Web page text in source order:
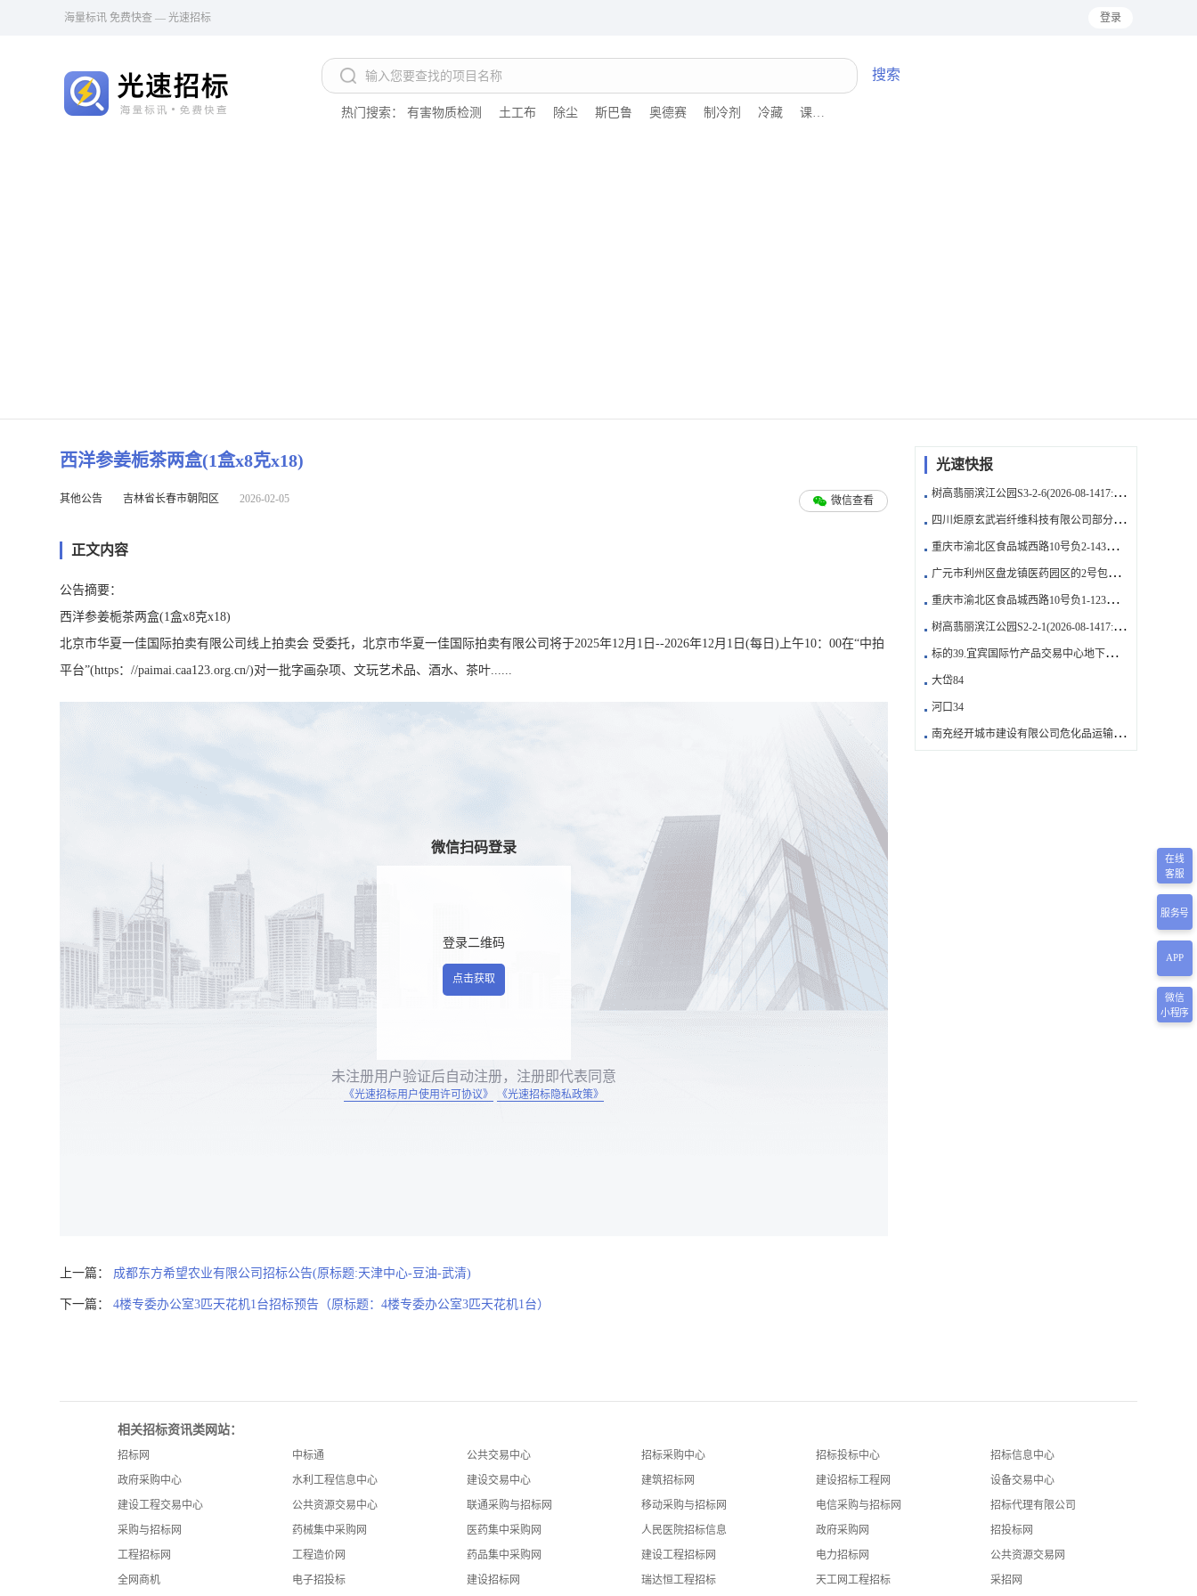
海量标讯 免费快查 — 光速招标 登录
搜索
热门搜索： 有害物质检测 土工布 除尘 斯巴鲁 奥德赛 制冷剂 冷藏 课桌椅
西洋参姜栀茶两盒(1盒x8克x18)
其他公告 吉林省长春市朝阳区 2026-02-05 微信查看
正文内容
公告摘要：
西洋参姜栀茶两盒(1盒x8克x18)
北京市华夏一佳国际拍卖有限公司线上拍卖会 受委托，北京市华夏一佳国际拍卖有限公司将于2025年12月1日--2026年12月1日(每日)上午10：00在“中拍
平台”(https：//paimai.caa123.org.cn/)对一批字画杂项、文玩艺术品、酒水、茶叶......
微信扫码登录
登录二维码
点击获取
未注册用户验证后自动注册，注册即代表同意
《光速招标用户使用许可协议》 《光速招标隐私政策》
上一篇： 成都东方希望农业有限公司招标公告(原标题:天津中心-豆油-武清)
下一篇： 4楼专委办公室3匹天花机1台招标预告（原标题：4楼专委办公室3匹天花机1台）
光速快报
树高翡丽滨江公园S3-2-6(2026-08-1417:00:00)
四川炬原玄武岩纤维科技有限公司部分资产出租（2025年第一批次）办公楼406(2026-08-1417:00:00)
重庆市渝北区食品城西路10号负2-143车位转让(2026-08-14)
广元市利州区盘龙镇医药园区的2号包装储量车间招租(2026-08-1417:00:00)
重庆市渝北区食品城西路10号负1-123车位转让(2026-08-14)
树高翡丽滨江公园S2-2-1(2026-08-1417:00:00)
标的39.宜宾国际竹产品交易中心地下车库1个(2026-08-1417:00:00)
大岱84
河口34
南充经开城市建设有限公司危化品运输车停车场招租项目车位A-11(2026-08-1217:00:00)
相关招标资讯类网站：
招标网 中标通 公共交易中心 招标采购中心 招标投标中心
招标信息中心
政府采购中心
水利工程信息中心 建设交易中心 建筑招标网 建设招标工程网
设备交易中心
建设工程交易中心
公共资源交易中心 联通采购与招标网 移动采购与招标网 电信采购与招标网
招标代理有限公司
采购与招标网
药械集中采购网 医药集中采购网 人民医院招标信息 政府采购网
招投标网
工程招标网
工程造价网 药品集中采购网 建设工程招标网 电力招标网
公共资源交易网
全网商机
电子招投标 建设招标网 瑞达恒工程招标 天工网工程招标 采招网
在线
客服
服务号
APP
微信
小程序